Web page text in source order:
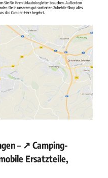
– ↗️ Camping-
Ersatzteile,